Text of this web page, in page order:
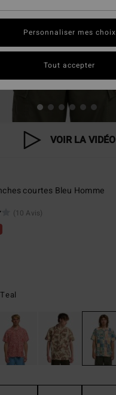
VOIR LA VIDÉO
courtes Bleu Homme
(10 Avis)
Personnaliser mes choix
Tout accepter